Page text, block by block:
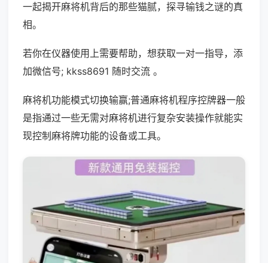
一起揭开麻将机背后的那些猫腻，探寻输钱之谜的真
相。
若你在仪器使用上需要帮助，想获取一对一指导，添
加微信号; kkss8691 随时交流 。
麻将机功能模式切换输赢;普通麻将机程序控牌器一般
是指通过一些无需对麻将机进行复杂安装操作就能实
现控制麻将牌功能的设备或工具。